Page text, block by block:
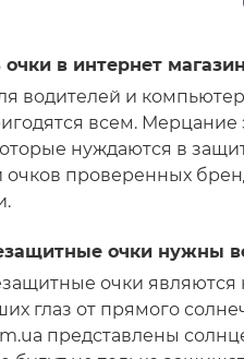
очки в интернет
водителей и
всем. Мерцание
нуждаются в
очков проверенных
очки нужны
очки являются
глаз от прямого
представлены